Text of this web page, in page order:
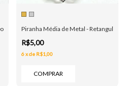
e Prata
Piranha Média de Metal - Retangular -
R$5,00
6 xde R$1,00
COMPRAR